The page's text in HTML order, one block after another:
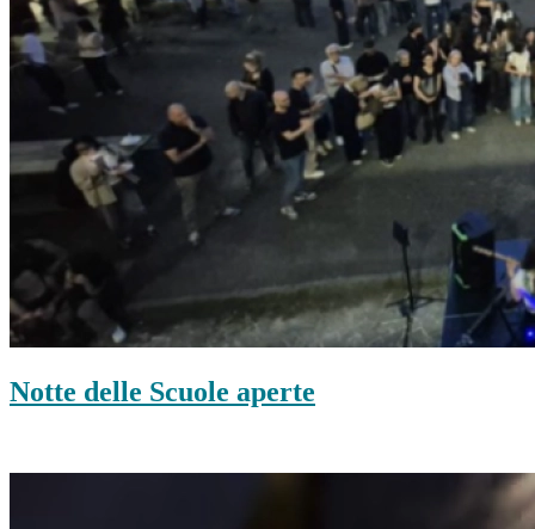
Notte delle Scuole aperte